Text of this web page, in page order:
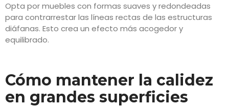
Opta por muebles con formas suaves y redondeadas
para contrarrestar las líneas rectas de las estructuras
diáfanas. Esto crea un efecto más acogedor y
equilibrado.
Cómo mantener la calidez
en grandes superficies